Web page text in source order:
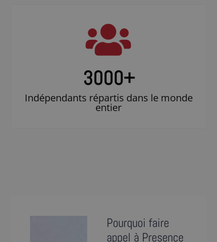
3000+
Indépendants répartis dans le monde
entier
Pourquoi faire
appel à Presence